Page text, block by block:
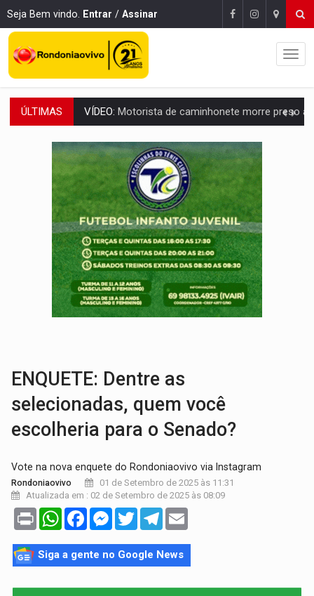
Seja Bem vindo. Entrar / Assinar
ÚLTIMAS LAZER:Seis lugares gratuitos para aproveitar o fim de semana
VÍDEO:FTICCO e Força Tática prendem membro do CV com arma e drogas
INCLUSÃO:Prefeitura fortalece parceria com a APAE para ampliar ações
DEFESA:Exército testa inovações no combate a drones durante
TEMAS SOCIOAMBIENTAIS:Em Itapuã do Oeste, CINEMAZÔNIA leva cinema
PREVISÃO:Interior de Rondônia terá sábado (8) de calor intenso
INFRAESTRUTURA:Após quase 30 anos de espera, asfalto chega ao
A ILHA:Coreografia de Rondônia estreia na programação do Festival de
ENQUETE: Dentre as
selecionadas, quem você
escolheria para o Senado?
Vote na nova enquete do Rondoniaovivo via Instagram
Rondoniaovivo
01 de Setembro de 2025 às 11:31
Atualizada em : 02 de Setembro de 2025 às 08:09
Print WhatsAppFacebookMessenger
TwitterTelegram
Siga a gente no Google News